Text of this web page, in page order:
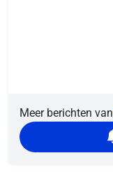
Meer berichten van